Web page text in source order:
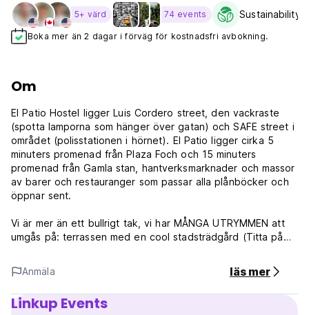
5+ värd 74 events Sustainability
Boka mer än 2 dagar i förväg för kostnadsfri avbokning.
Om
El Patio Hostel ligger Luis Cordero street, den vackraste
(spotta lamporna som hänger över gatan) och SAFE street i
området (polisstationen i hörnet). El Patio ligger cirka 5
minuters promenad från Plaza Foch och 15 minuters
promenad från Gamla stan, hantverksmarknader och massor
av barer och restauranger som passar alla plånböcker och
öppnar sent.
Vi är mer än ett bullrigt tak, vi har MÅNGA UTRYMMEN att
umgås på: terrassen med en cool stadsträdgård (Titta på
slappna av och koppla av och den stora pergolan där du
kan njuta av en sval drink och lyssna på bra musik. Detta
vackert ombyggda koloniala hus har många gemensamma
utrymmen för att umgås, underhålla eller helt enkelt koppla
Anmäla läs mer
Linkup Events